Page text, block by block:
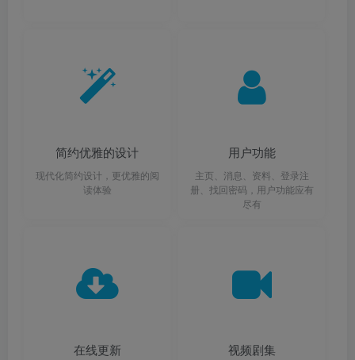
简约优雅的设计
现代化简约设计，更优雅的阅
读体验
用户功能
主页、消息、资料、登录注
册、找回密码，用户功能应有
尽有
在线更新 视频剧集